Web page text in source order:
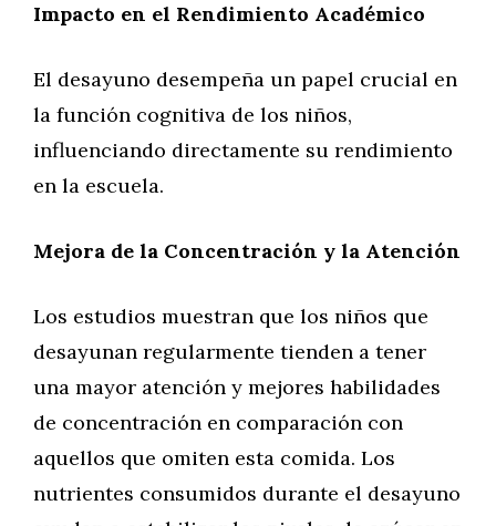
Impacto en el Rendimiento Académico
El desayuno desempeña un papel crucial en
la función cognitiva de los niños,
influenciando directamente su rendimiento
en la escuela.
Mejora de la Concentración y la Atención
Los estudios muestran que los niños que
desayunan regularmente tienden a tener
una mayor atención y mejores habilidades
de concentración en comparación con
aquellos que omiten esta comida. Los
nutrientes consumidos durante el desayuno